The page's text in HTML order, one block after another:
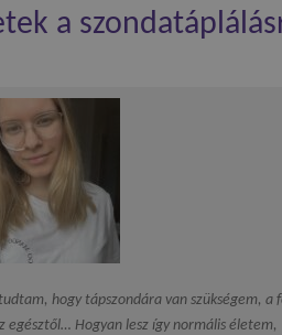
a
hogy tápszondára van szükségem, a
Hogyan lesz így normális életem,